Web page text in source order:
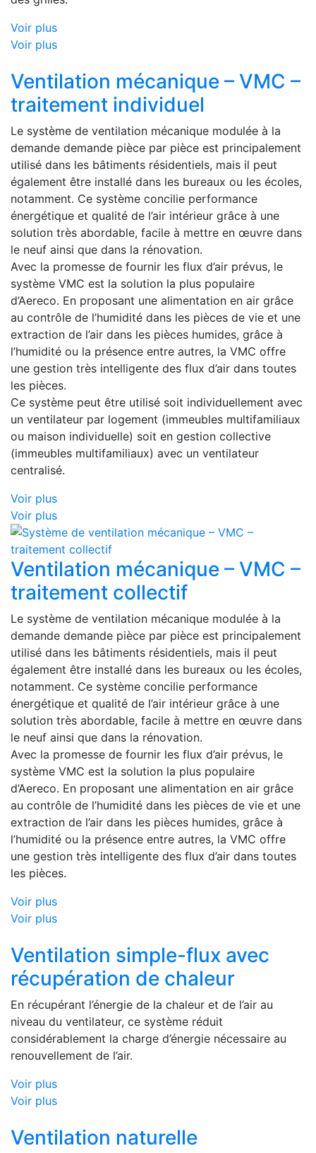
Voir plus
Voir plus
Ventilation mécanique – VMC –
traitement individuel
Le système de ventilation mécanique modulée à la
demande demande pièce par pièce est principalement
utilisé dans les bâtiments résidentiels, mais il peut
également être installé dans les bureaux ou les écoles,
notamment. Ce système concilie performance
énergétique et qualité de l’air intérieur grâce à une
solution très abordable, facile à mettre en œuvre dans
le neuf ainsi que dans la rénovation.
Avec la promesse de fournir les flux d’air prévus, le
système VMC est la solution la plus populaire
d’Aereco. En proposant une alimentation en air grâce
au contrôle de l’humidité dans les pièces de vie et une
extraction de l’air dans les pièces humides, grâce à
l’humidité ou la présence entre autres, la VMC offre
une gestion très intelligente des flux d’air dans toutes
les pièces.
Ce système peut être utilisé soit individuellement avec
un ventilateur par logement (immeubles multifamiliaux
ou maison individuelle) soit en gestion collective
(immeubles multifamiliaux) avec un ventilateur
centralisé.
Voir plus
Voir plus
Ventilation mécanique – VMC –
traitement collectif
Le système de ventilation mécanique modulée à la
demande demande pièce par pièce est principalement
utilisé dans les bâtiments résidentiels, mais il peut
également être installé dans les bureaux ou les écoles,
notamment. Ce système concilie performance
énergétique et qualité de l’air intérieur grâce à une
solution très abordable, facile à mettre en œuvre dans
le neuf ainsi que dans la rénovation.
Avec la promesse de fournir les flux d’air prévus, le
système VMC est la solution la plus populaire
d’Aereco. En proposant une alimentation en air grâce
au contrôle de l’humidité dans les pièces de vie et une
extraction de l’air dans les pièces humides, grâce à
l’humidité ou la présence entre autres, la VMC offre
une gestion très intelligente des flux d’air dans toutes
les pièces.
Voir plus
Voir plus
Ventilation simple-flux avec
récupération de chaleur
En récupérant l’énergie de la chaleur et de l’air au
niveau du ventilateur, ce système réduit
considérablement la charge d’énergie nécessaire au
renouvellement de l’air.
Voir plus
Voir plus
Ventilation naturelle